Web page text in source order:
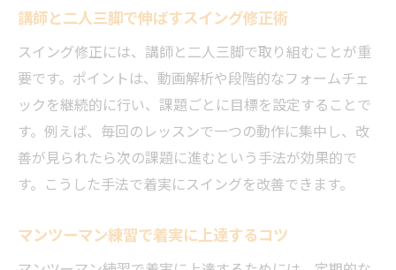
講師と二人三脚で伸ばすスイング修正術
スイング修正には、講師と二人三脚で取り組むことが重
要です。ポイントは、動画解析や段階的なフォームチェ
ックを継続的に行い、課題ごとに目標を設定することで
す。例えば、毎回のレッスンで一つの動作に集中し、改
善が見られたら次の課題に進むという手法が効果的で
す。こうした手法で着実にスイングを改善できます。
マンツーマン練習で着実に上達するコツ